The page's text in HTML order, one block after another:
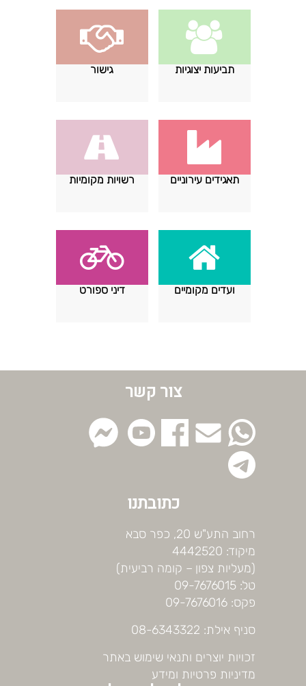
תביעות יצוגיות גישור
תאגידים עירוניים רשויות מקומיות
ועדים מקומיים דיני ספורט
צור קשר
כתובתנו
רחוב התע"ש 20, כפר סבא
מיקוד: 4442520
(מעליות צפון – קומה רביעית)
טל: 09-7676015
פקס: 09-7676016
סניף אילת: 08-6343322
זכויות יוצרים ותנאי שימוש באתר
מדיניות פרטיות ומידע